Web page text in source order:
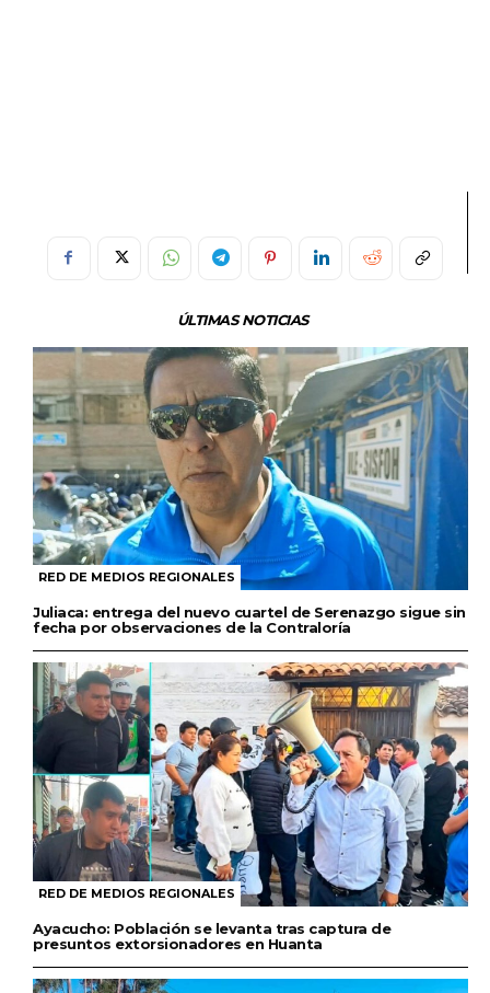
ÚLTIMAS NOTICIAS
RED DE MEDIOS REGIONALES
Juliaca: entrega del nuevo cuartel de Serenazgo sigue sin
fecha por observaciones de la Contraloría
RED DE MEDIOS REGIONALES
Ayacucho: Población se levanta tras captura de
presuntos extorsionadores en Huanta